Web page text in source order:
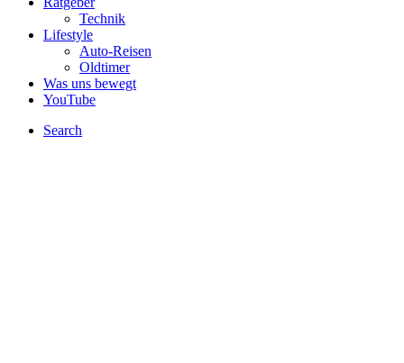
Technik
Lifestyle
Auto-Reisen
Oldtimer
Was uns bewegt
YouTube
Search